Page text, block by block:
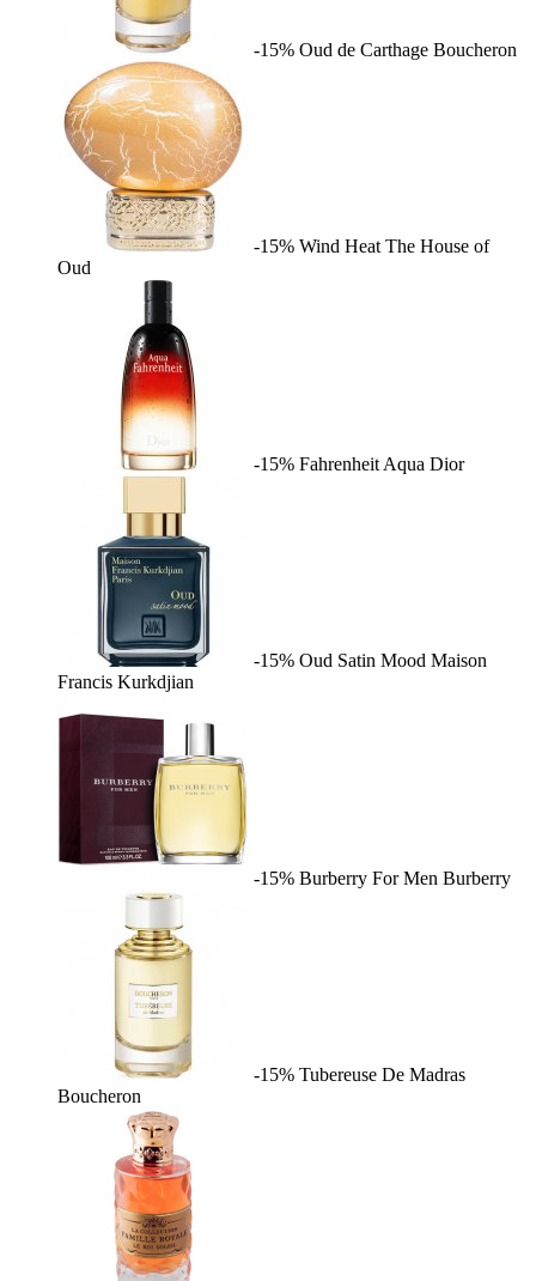
-15% Oud de Carthage Boucheron
-15% Wind Heat The House of
Oud
-15% Fahrenheit Aqua Dior
-15% Oud Satin Mood Maison
Francis Kurkdjian
-15% Burberry For Men Burberry
-15% Tubereuse De Madras
Boucheron